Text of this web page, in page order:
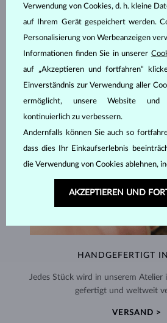
SCHMUCK AUS DEM
HANDGEFERTIGT
Jedes Stück wird in unserem Atelier
gefertigt und weltweit
VERSAND >
Verwendung von Cookies, d. h. kleine
auf Ihrem Gerät gespeichert werden.
Personalisierung von Werbeanzeigen
Informationen finden Sie in unserer
auf „Akzeptieren und fortfahren“
Einverständnis zur Verwendung aller
ermöglicht, unsere Website und
kontinuierlich zu verbessern.
Andernfalls können Sie auch so
dass dies Ihr Einkaufserlebnis
die Verwendung von Cookies ablehnen,
AKZEPTIEREN UND